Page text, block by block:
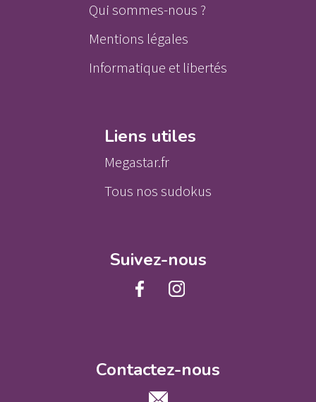
Qui sommes-nous ?
Mentions légales
Informatique et libertés
Liens utiles
Megastar.fr
Tous nos sudokus
Suivez-nous
Contactez-nous